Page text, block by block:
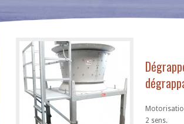
2 sens.